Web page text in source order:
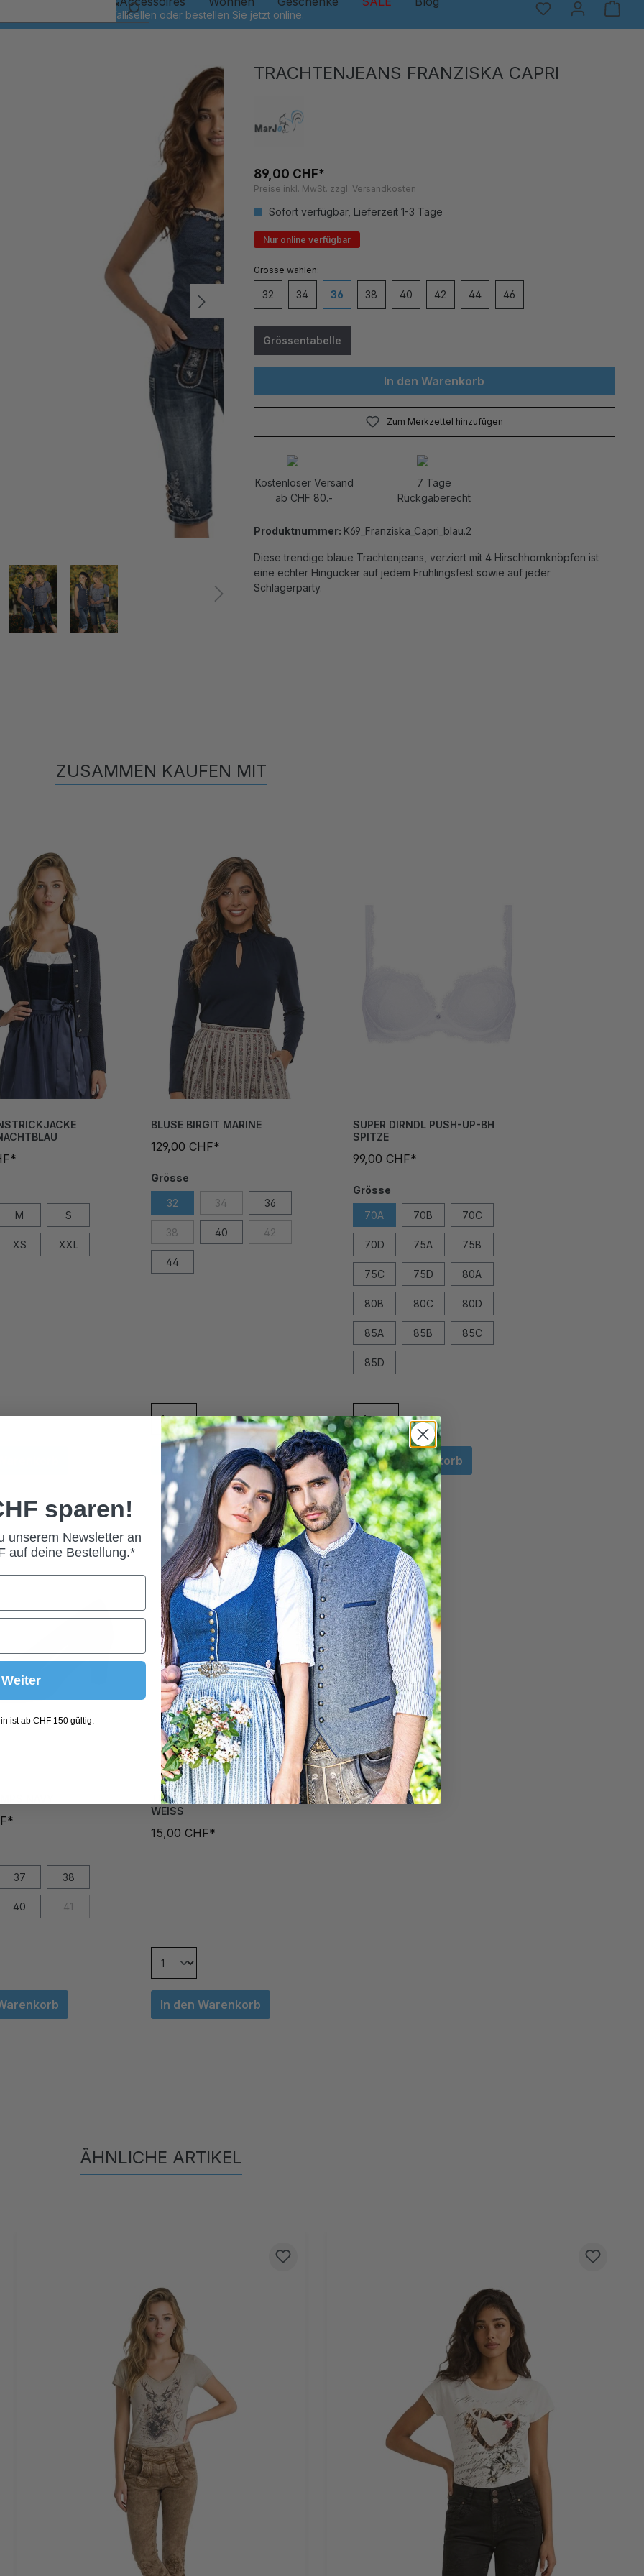
TRACHTENJEANS FRANZISKA CAPRI
89,00 CHF*
Preise inkl. MwSt. zzgl. Versandkosten
Sofort verfügbar, Lieferzeit 1-3 Tage
Nur online verfügbar
Grösseauswählen
32 34 36 38 40 42 44 46
Grössentabelle
In den Warenkorb
Zum Merkzettel hinzufügen
Kostenloser Versand
ab CHF 80.-
7 Tage
Rückgaberecht
Produktnummer: K69_Franziska_Capri_blau.2
Diese trendige blaue Trachtenjeans, verziert mit 4 Hirschhornknöpfen ist
eine echter Hingucker auf jedem Frühlingsfest sowie auf jeder
Schlagerparty.
ZUSAMMEN KAUFEN MIT
M S
XS XXL
BLUSE BIRGIT MARINE
129,00 CHF*
Grösse
32 34 36
38 40 42
44
In den Warenkorb
SUPER DIRNDL PUSH-UP-BH
SPITZE
99,00 CHF*
Grösse
70A 70B 70C
70D 75A 75B
75C 75D 80A
80B 80C 80D
85A 85B 85C
85D
In den Warenkorb
37 38
40 41
TRACHTENSÖCKCHEN LILIANE
WEISS
15,00 CHF*
In den Warenkorb
ÄHNLICHE ARTIKEL
sparen!
unserem Newsletter an
auf deine Bestellung.*
Weiter
ist ab CHF 150 gültig.